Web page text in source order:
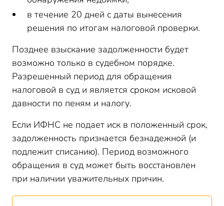
в течение 20 дней с даты вынесения
решения по итогам налоговой проверки.
Позднее взыскание задолженности будет
возможно только в судебном порядке.
Разрешенный период для обращения
налоговой в суд и является сроком исковой
давности по пеням и налогу.
Если ИФНС не подает иск в положенный срок,
задолженность признается безнадежной (и
подлежит списанию). Период возможного
обращения в суд может быть восстановлен
при наличии уважительных причин.